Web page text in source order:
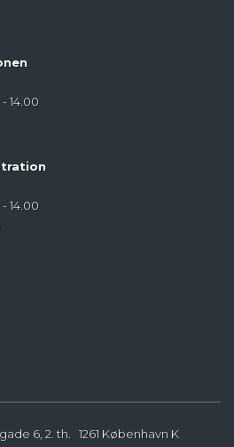
14.00
14.00
6, 2. th. 1261 København K